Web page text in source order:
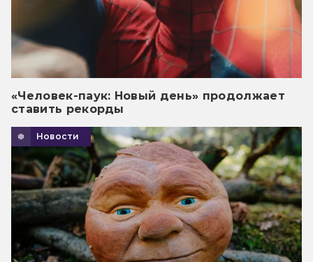
«Человек-паук: Новый день» продолжает
ставить рекорды
Новости